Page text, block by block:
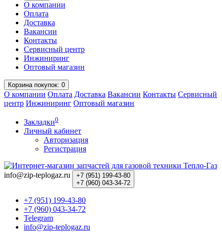
О компании
Оплата
Доставка
Вакансии
Контакты
Сервисный центр
Инжиниринг
Оптовый магазин
Корзинапокупок: 0
О компании Оплата Доставка Вакансии Контакты Сервисный
центр Инжиниринг Оптовый магазин
Закладки0
Личный кабинет
Авторизация
Регистрация
info@zip-teplogaz.ru +7 (951) 199-43-80
+7 (960) 043-34-72
+7 (951) 199-43-80
+7 (960) 043-34-72
Telegram
info@zip-teplogaz.ru